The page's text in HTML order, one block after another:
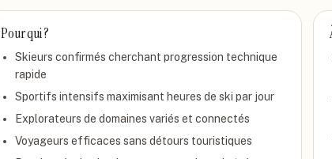
Pour qui ?
Skieurs confirmés cherchant progression technique
rapide
Sportifs intensifs maximisant heures de ski par jour
Explorateurs de domaines variés et connectés
Voyageurs efficaces sans détours touristiques